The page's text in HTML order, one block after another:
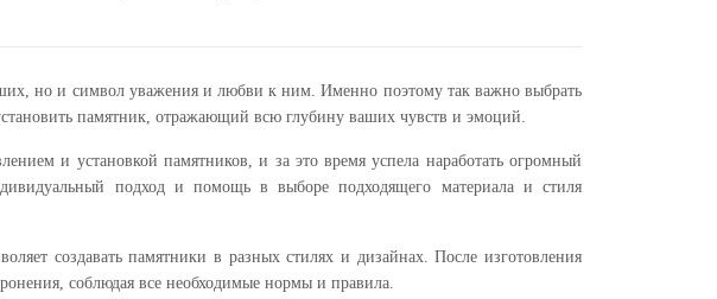
но и символ уважения и любви к ним. Именно поэтому так важно выбрать
памятник, отражающий всю глубину ваших чувств и эмоций.
и установкой памятников, и за это время успела наработать огромный
подход и помощь в выборе подходящего материала и стиля
создавать памятники в разных стилях и дизайнах. После изготовления
соблюдая все необходимые нормы и правила.